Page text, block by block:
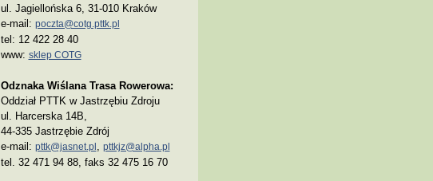
ul. Jagiellońska 6, 31-010 Kraków
e-mail: poczta@cotg.pttk.pl
tel: 12 422 28 40
www: sklep COTG
Odznaka Wiślana Trasa Rowerowa:
Oddział PTTK w Jastrzębiu Zdroju
ul. Harcerska 14B,
44-335 Jastrzębie Zdrój
e-mail: pttk@jasnet.pl pttkjz@alpha.pl
tel. 32 471 94 88, faks 32 475 16 70